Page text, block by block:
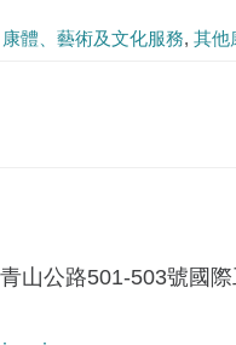
康體、藝術及文化服務 其他
山公路501-503號國